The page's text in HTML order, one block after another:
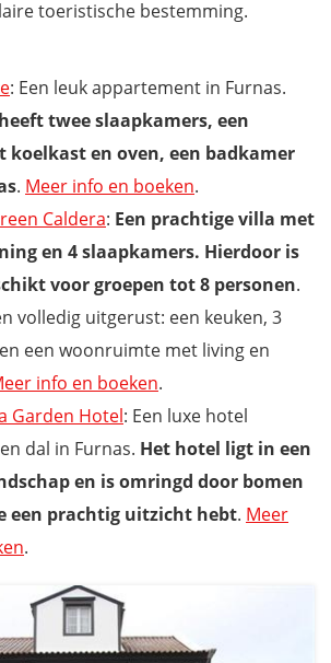
toeristische bestemming.
: Een leuk appartement in Furnas.
twee slaapkamers, een
koelkast en oven, een badkamer
. Meer info en boeken.
Caldera: Een prachtige villa met
en 4 slaapkamers. Hierdoor is
voor groepen tot 8 personen.
volledig uitgerust: een keuken, 3
een woonruimte met living en
info en boeken.
Garden Hotel: Een luxe hotel
dal in Furnas. Het hotel ligt in een
en is omringd door bomen
een prachtig uitzicht hebt. Meer
.